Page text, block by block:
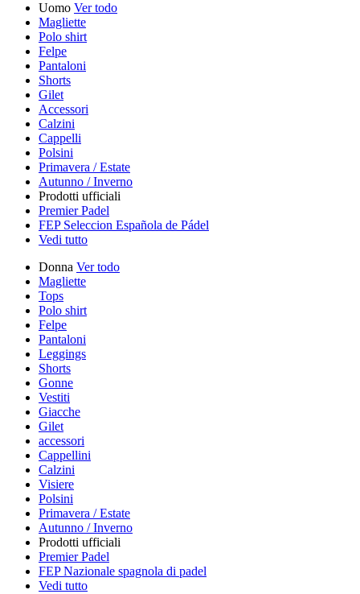
Uomo Ver todo
Magliette
Polo shirt
Felpe
Pantaloni
Shorts
Gilet
Accessori
Calzini
Cappelli
Polsini
Primavera / Estate
Autunno / Inverno
Prodotti ufficiali
Premier Padel
FEP Seleccion Española de Pádel
Vedi tutto
Donna Ver todo
Magliette
Tops
Polo shirt
Felpe
Pantaloni
Leggings
Shorts
Gonne
Vestiti
Giacche
Gilet
accessori
Cappellini
Calzini
Visiere
Polsini
Primavera / Estate
Autunno / Inverno
Prodotti ufficiali
Premier Padel
FEP Nazionale spagnola di padel
Vedi tutto